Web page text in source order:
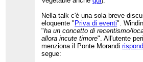
Nella talk c'è una sola breve
eloquente "Priva di eventi".
"ha un concetto di recentismo/
allora incute timore". All'utente
menziona il Ponte Morandi
segue: